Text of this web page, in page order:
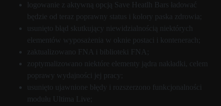
logowanie z aktywną opcją Save Heatlh Bars ładować
będzie od teraz poprawny status i kolory paska zdrowia;
usunięto błąd skutkujący niewidzialnością niektórych
elementów wyposażenia w oknie postaci i kontenerach;
zaktualizowano FNA i biblioteki FNA;
zoptymalizowano niektóre elementy jądra nakładki, celem
poprawy wydajności jej pracy;
usunięto ujawnione błędy i rozszerzono funkcjonalności
modułu Ultima Live;